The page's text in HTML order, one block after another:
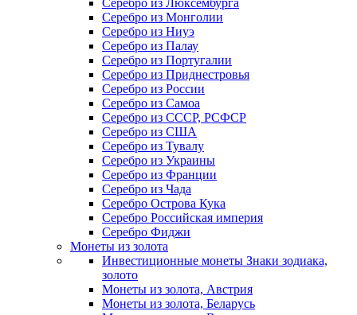
Серебро из Люксембурга
Серебро из Монголии
Серебро из Ниуэ
Серебро из Палау
Серебро из Португалии
Серебро из Приднестровья
Серебро из России
Серебро из Самоа
Серебро из СССР, РСФСР
Серебро из США
Серебро из Тувалу
Серебро из Украины
Серебро из Франции
Серебро из Чада
Серебро Острова Кука
Серебро Российская империя
Серебро Фиджи
Монеты из золота
Инвестиционные монеты Знаки зодиака,
золото
Монеты из золота, Австрия
Монеты из золота, Беларусь